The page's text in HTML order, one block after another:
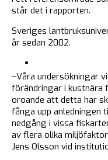
står det i rapporten.
Sveriges
år sedan 2002.
–Våra undersökningar
förändringar i kustnära
oroande att detta har
fånga upp anledningen
nedgång i vissa
av flera olika
Jens Olsson vid